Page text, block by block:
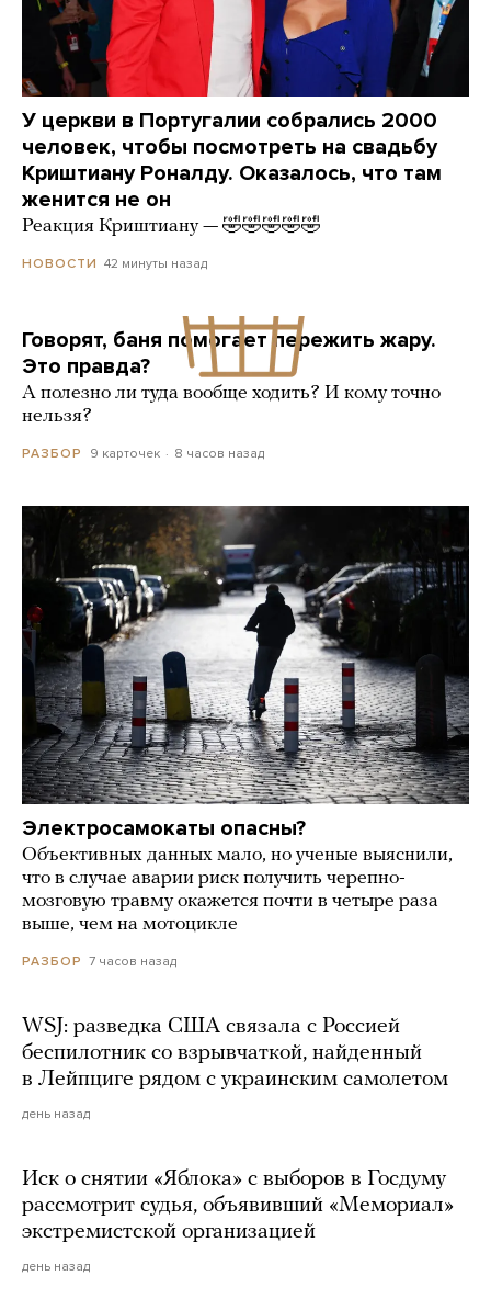
У церкви в Португалии собрались 2000
человек, чтобы посмотреть на свадьбу
Криштиану Роналду. Оказалось, что там
женится не он
Реакция Криштиану — 🤣🤣🤣🤣🤣
НОВОСТИ 42 минуты назад
Говорят, баня помогает пережить жару.
Это правда?
А полезно ли туда вообще ходить? И кому точно
нельзя?
РАЗБОР 9 карточек 8 часов назад
Электросамокаты опасны?
Объективных данных мало, но ученые выяснили,
что в случае аварии риск получить черепно-
мозговую травму окажется почти в четыре раза
выше, чем на мотоцикле
РАЗБОР 7 часов назад
WSJ: разведка США связала с Россией
беспилотник со взрывчаткой, найденный
в Лейпциге рядом с украинским самолетом
день назад
Иск о снятии «Яблока» с выборов в Госдуму
рассмотрит судья, объявивший «Мемориал»
экстремистской организацией
день назад